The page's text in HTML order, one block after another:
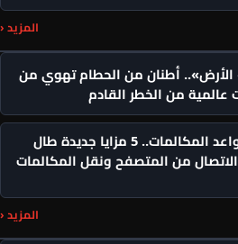
المزيد ‹
أطنان من الحطام تهوي من
عالمية من الخطر القادم
واتساب يقلب قواعد المكالمات.. 5 مزايا جديدة طال
من المتصفح ونقل المكالمات
المزيد ‹